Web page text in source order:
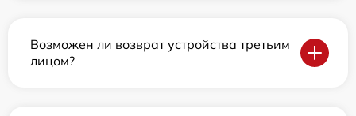
Возможен ли возврат устройства третьим
лицом?